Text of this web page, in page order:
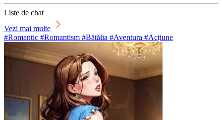
Liste de chat
Vezi mai multe
#Romantic #Romantism #Bătălia #Aventura #Acțiune